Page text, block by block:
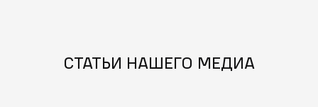
СТАТЬИ НАШЕГО МЕДИА